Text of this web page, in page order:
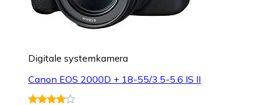
Digitale systemkamera
Canon EOS 2000D + 18-55/3.5-5.6 IS II